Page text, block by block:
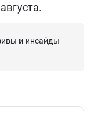
и инсайды